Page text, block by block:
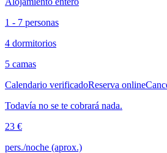
1 - 7 personas
4 dormitorios
5 camas
Calendario verificadoReserva online
Todavía no se te cobrará nada.
23 €
pers./noche (aprox.)